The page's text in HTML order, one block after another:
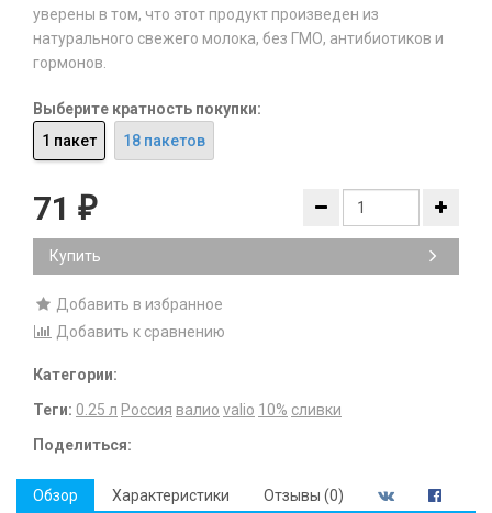
уверены в том, что этот продукт произведен из
натурального свежего молока, без ГМО, антибиотиков и
гормонов.
Выберите кратность покупки:
1 пакет
18 пакетов
71 ₽
Купить
Добавить в избранное
Добавить к сравнению
Категории:
Теги: 0.25 л Россия валио valio 10% сливки
Поделиться:
Обзор Характеристики Отзывы (0)